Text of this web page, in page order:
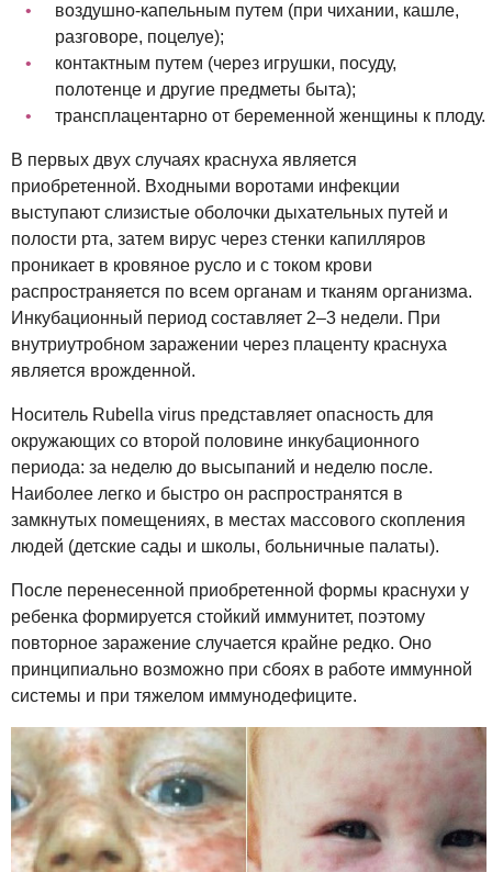
воздушно-капельным путем (при чихании, кашле,
разговоре, поцелуе);
контактным путем (через игрушки, посуду,
полотенце и другие предметы быта);
трансплацентарно от беременной женщины к плоду.
В первых двух случаях краснуха является
приобретенной. Входными воротами инфекции
выступают слизистые оболочки дыхательных путей и
полости рта, затем вирус через стенки капилляров
проникает в кровяное русло и с током крови
распространяется по всем органам и тканям организма.
Инкубационный период составляет 2–3 недели. При
внутриутробном заражении через плаценту краснуха
является врожденной.
Носитель Rubella virus представляет опасность для
окружающих со второй половине инкубационного
периода: за неделю до высыпаний и неделю после.
Наиболее легко и быстро он распространятся в
замкнутых помещениях, в местах массового скопления
людей (детские сады и школы, больничные палаты).
После перенесенной приобретенной формы краснухи у
ребенка формируется стойкий иммунитет, поэтому
повторное заражение случается крайне редко. Оно
принципиально возможно при сбоях в работе иммунной
системы и при тяжелом иммунодефиците.